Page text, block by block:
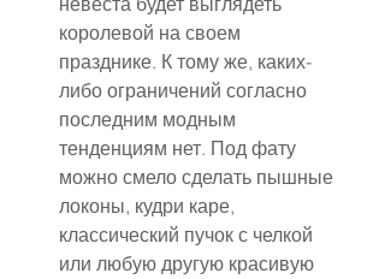
королевой на своем
празднике. К тому же, каких-
либо ограничений согласно
последним модным
тенденциям нет. Под фату
можно смело сделать пышные
локоны, кудри каре,
классический пучок с челкой
или любую другую красивую